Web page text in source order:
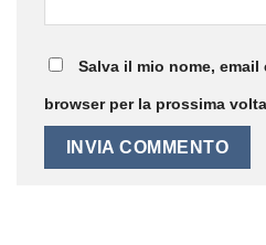
Salva il mio nome,
browser per la prossima